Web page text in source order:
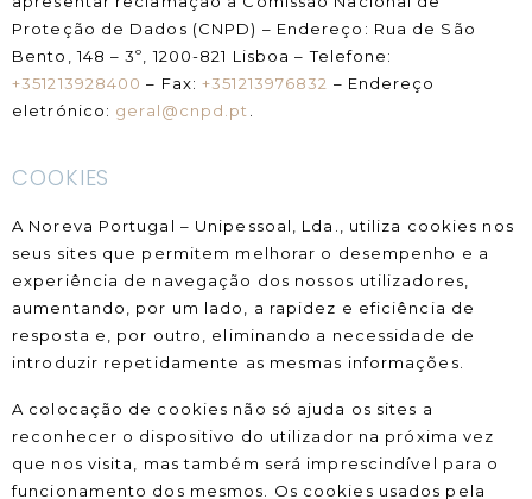
Proteção de Dados (CNPD) – Endereço: Rua de São
Bento, 148 – 3º, 1200-821 Lisboa – Telefone:
+351213928400 – Fax:+351213976832 – Endereço
eletrónico: geral@cnpd.pt
COOKIES
A Noreva Portugal – Unipessoal, Lda., utiliza cookies nos
seus sites que permitem melhorar o desempenho e a
experiência de navegação dos nossos utilizadores,
aumentando, por um lado, a rapidez e eficiência de
resposta e, por outro, eliminando a necessidade de
introduzir repetidamente as mesmas informações.
A colocação de cookies não só ajuda os sites a
reconhecer o dispositivo do utilizador na próxima vez
que nos visita, mas também será imprescindível para o
funcionamento dos mesmos. Os cookies usados pela